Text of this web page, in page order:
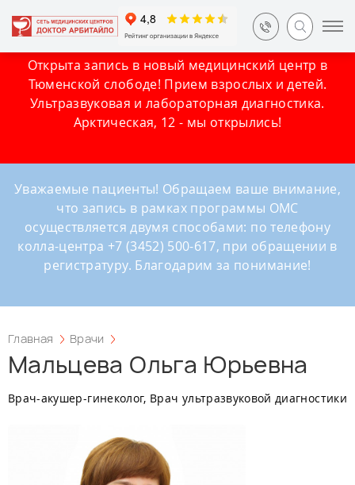
Открыта запись в новый медицинский центр в
Тюменской слободе! Прием взрослых и детей.
Ультразвуковая и лабораторная диагностика.
Арктическая, 12 - мы открылись!
Уважаемые пациенты! Обращаем ваше внимание,
что запись в рамках программы ОМС
осуществляется двумя способами: по телефону
колла-центра +7 (3452) 500-617, при обращении в
регистратуру. Благодарим за понимание!
Главная Врачи
Мальцева Ольга Юрьевна
Врач-акушер-гинеколог, Врач ультразвуковой диагностики